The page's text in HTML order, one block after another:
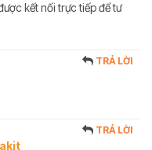
kết nối trực tiếp để tư
TRẢ LỜI
TRẢ LỜI